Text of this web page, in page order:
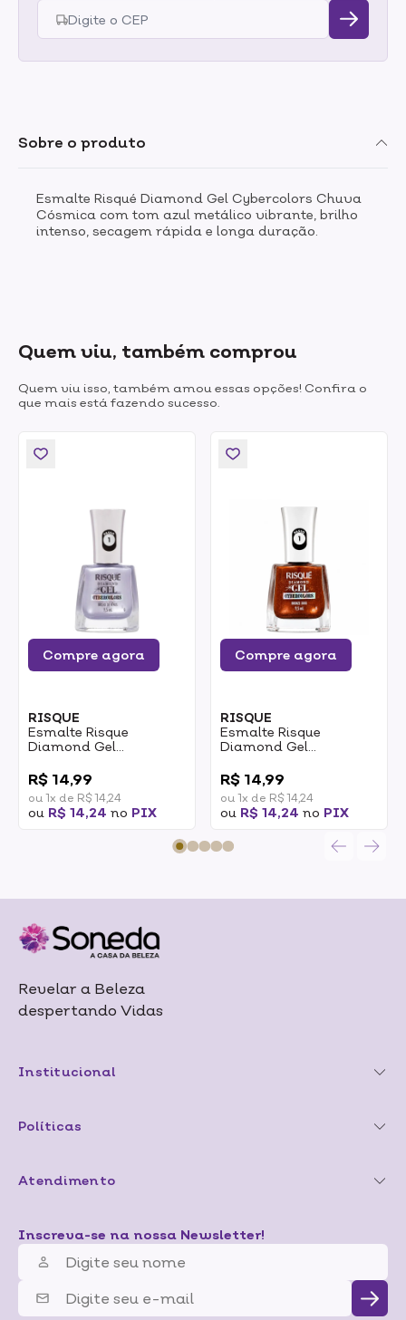
Sobre o produto
Esmalte Risqué Diamond Gel Cybercolors Chuva
Cósmica com tom azul metálico vibrante, brilho
intenso, secagem rápida e longa duração.
Quem viu, também comprou
Quem viu isso, também amou essas opções! Confira o
que mais está fazendo sucesso.
Compre agora
RISQUE
Esmalte Risque
Diamond Gel
Vênus 9,5ml
R$ 14,99
ou 1x de R$ 14,24
ou R$ 14,24 no PIX
Compre agora
RISQUE
Esmalte Risque
Diamond Gel
3000 9,5ml
R$ 14,99
ou 1x de R$ 14,24
ou R$ 14,24 no PIX
Revelar a Beleza
despertando Vidas
Institucional
Políticas
Atendimento
Inscreva-se na nossa Newsletter!